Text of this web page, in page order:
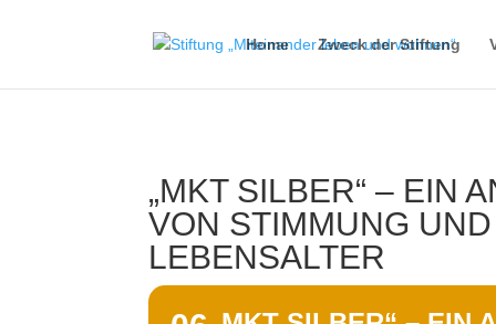
Home Zweck der Stiftung
„MKT SILBER“ – EIN
VON STIMMUNG
LEBENSALTER